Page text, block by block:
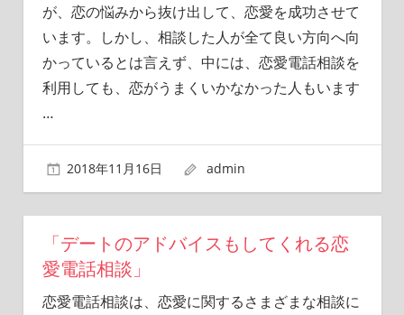
が、恋の悩みから抜け出して、恋愛を成功させて
います。しかし、相談した人が全て良い方向へ向
かっているとは言えず、中には、恋愛電話相談を
利用しても、恋がうまくいかなかった人もいます
…
2018年11月16日 admin
「デートのアドバイスもしてくれる恋
愛電話相談」
恋愛電話相談は、恋愛に関するさまざまな相談に